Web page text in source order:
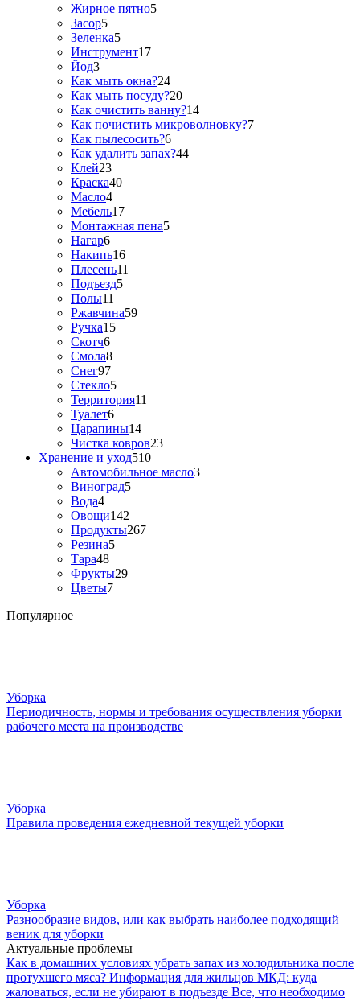
Жирное пятно5
Засор5
Зеленка5
Инструмент17
Йод3
Как мыть окна?24
Как мыть посуду?20
Как очистить ванну?14
Как почистить микроволновку?7
Как пылесосить?6
Как удалить запах?44
Клей23
Краска40
Масло4
Мебель17
Монтажная пена5
Нагар6
Накипь16
Плесень11
Подъезд5
Полы11
Ржавчина59
Ручка15
Скотч6
Смола8
Снег97
Стекло5
Территория11
Туалет6
Царапины14
Чистка ковров23
Хранение и уход510
Автомобильное масло3
Виноград5
Вода4
Овощи142
Продукты267
Резина5
Тара48
Фрукты29
Цветы7
Популярное
Уборка
Периодичность, нормы и требования осуществления уборки
рабочего места на производстве
Уборка
Правила проведения ежедневной текущей уборки
Уборка
Разнообразие видов, или как выбрать наиболее подходящий
веник для уборки
Актуальные проблемы
Как в домашних условиях убрать запах из холодильника после
протухшего мяса? Информация для жильцов МКД: куда
жаловаться, если не убирают в подъезде Все, что необходимо